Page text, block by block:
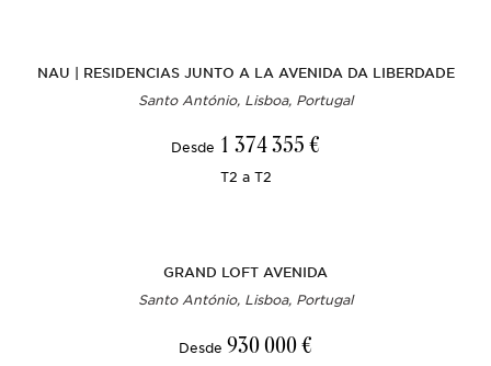
NAU | RESIDENCIAS JUNTO A LA AVENIDA DA LIBERDADE
Santo António, Lisboa, Portugal
Desde 1 374 355 €
T2 a T2
GRAND LOFT AVENIDA
Santo António, Lisboa, Portugal
Desde 930 000 €